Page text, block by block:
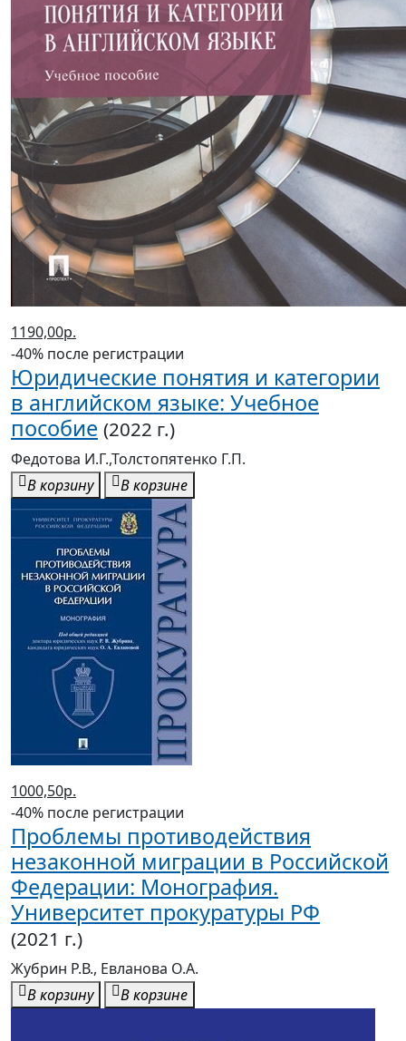
1190,00р.
-40% после регистрации
Юридические понятия и категории
в английском языке: Учебное
пособие (2022 г.)
Федотова И.Г.,Толстопятенко Г.П.
В корзину
В корзине
1000,50р.
-40% после регистрации
Проблемы противодействия
незаконной миграции в Российской
Федерации: Монография.
Университет прокуратуры РФ
(2021 г.)
Жубрин Р.В., Евланова О.А.
В корзину
В корзине